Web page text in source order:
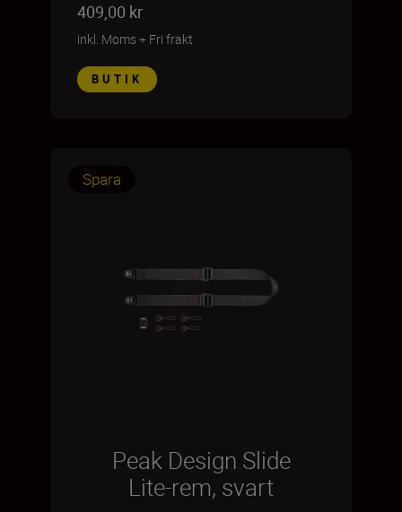
409,00 kr
inkl. Moms+ Fri frakt
BUTIK
Spara
Peak Design Slide
Lite-rem, svart